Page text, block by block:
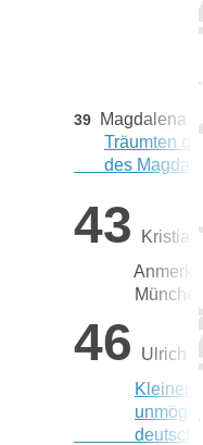
39
Magdalena
Träumten
des
43
46
Ulrich
Kleiner
deutscher